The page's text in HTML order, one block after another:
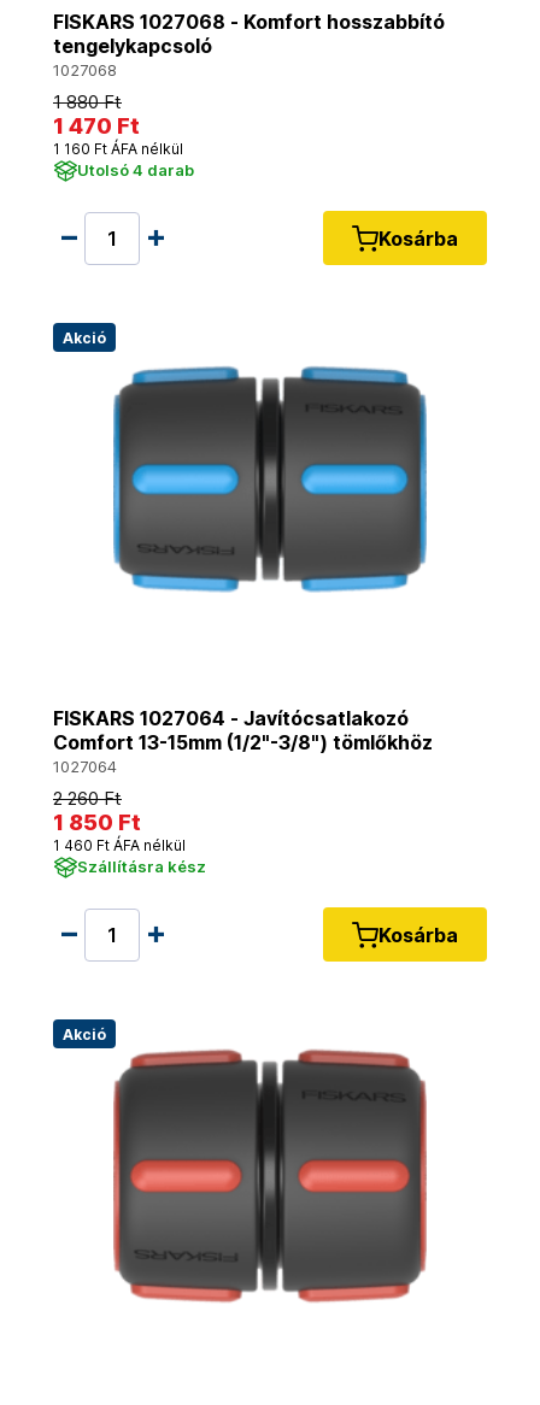
FISKARS 1027068 - Komfort hosszabbító
tengelykapcsoló
1027068
1 880 Ft
1 470 Ft
1 160 Ft ÁFA nélkül
Utolsó 4 darab
Kosárba
Akció
FISKARS 1027064 - Javítócsatlakozó
Comfort 13-15mm (1/2"-3/8") tömlőkhöz
1027064
2 260 Ft
1 850 Ft
1 460 Ft ÁFA nélkül
Szállításra kész
Kosárba
Akció